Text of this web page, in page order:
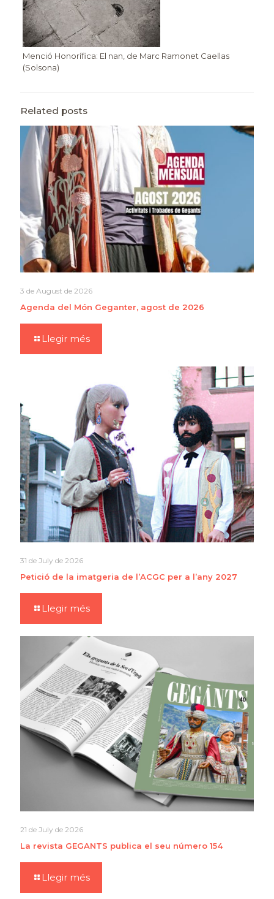
Menció Honorífica: El nan, de Marc Ramonet Caellas
(Solsona)
Related posts
3 de August de 2026
Agenda del Món Geganter, agost de 2026
Llegir més
31 de July de 2026
Petició de la imatgeria de l’ACGC per a l’any 2027
Llegir més
21 de July de 2026
La revista GEGANTS publica el seu número 154
Llegir més